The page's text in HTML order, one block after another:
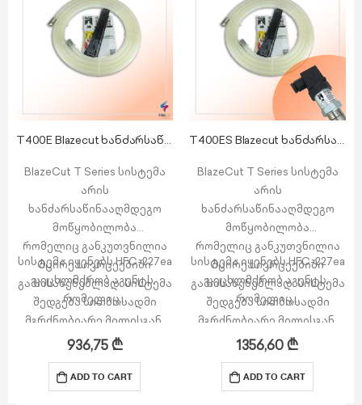
T400E Blazecut ხანძარსაწინააღმდეგო მოწყობილობა
BlazeCut T Series სისტემა
არის
ხანძარსაწინააღმდეგო
მოწყობილობა
რომელიც განკუთვნილია
მცირე სივრცეებიში
გამოსახენებლად. სისტემა
შედგება სითბოსადმი
მგრძნობიარე მილისგან,
რომელიც დამზადებულია
პლასტმასისგან და მასში
მოთავსებული
სისტემა იყენებს HFC-227ea
ცეცხლმქრობ აგენტს,
რომელიც…
936,75₾
ADD TO CART
T400ES Blazecut ხანძარსაწინააღმდეგო მოწყობილობა
BlazeCut T Series სისტემა
არის
ხანძარსაწინააღმდეგო
მოწყობილობა
რომელიც განკუთვნილია
მცირე სივრცეებიში
გამოსახენებლად. სისტემა
შედგება სითბოსადმი
მგრძნობიარე მილისგან,
რომელიც დამზადებულია
პლასტმასისგან და მასში
მოთავსებული
სისტემა იყენებს HFC-227ea
ცეცხლმქრობ აგენტს,
რომელიც…
1356,60₾
ADD TO CART